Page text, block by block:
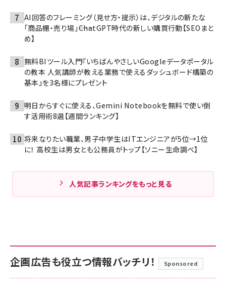
AI回答のフレーミング（見せ方・提示）は、デジタルの新たな
「商品棚・売り場」――ChatGPT時代の新しい購買行動【SEOまと
め】
無料BIツール入門『いちばんやさしいGoogleデータポータル
の教本 人気講師が教える業務で使えるダッシュボード構築の
基本』を3名様にプレゼント
明日からすぐに使える、Gemini Notebookを無料で使い倒
す活用術8選【週間ランキング】
将来なりたい職業、男子中学生はITエンジニアが5位→1位
に！ 高校生は男女とも公務員がトップ【ソニー生命調べ】
人気記事ランキングをもっと見る
企画広告も役立つ情報バッチリ！ Sponsored